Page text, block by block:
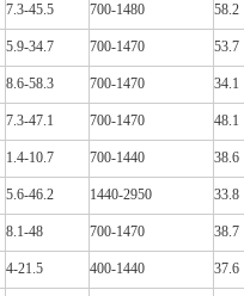
7.3-45.5 700-1480 58.2
5.9-34.7 700-1470 53.7
8.6-58.3 700-1470 34.1
7.3-47.1 700-1470 48.1
1.4-10.7 700-1440 38.6
5.6-46.2 1440-2950 33.8
8.1-48 700-1470 38.7
4-21.5 400-1440 37.6